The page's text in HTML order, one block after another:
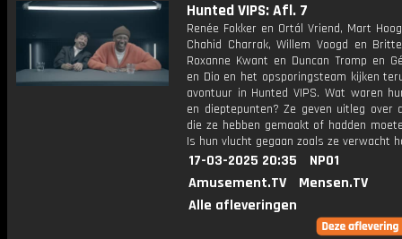
Hunted VIPS: Afl. 7
Renée Fokker en Ortál Vriend, Mart
Chahid Charrak, Willem Voogd en
Roxanne Kwant en Duncan Tromp en
en Dio en het opsporingsteam kijken
avontuur in Hunted VIPS. Wat waren
en dieptepunten? Ze geven uitleg over
die ze hebben gemaakt of hadden
Is hun vlucht gegaan zoals ze verwacht
17-03-2025 20:35
NPO1
Amusement.TV
Mensen.TV
Alle afleveringen